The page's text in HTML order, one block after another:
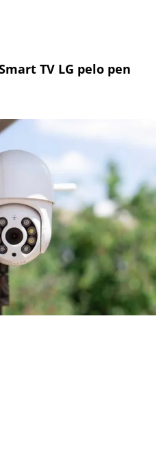
TV LG pelo pen